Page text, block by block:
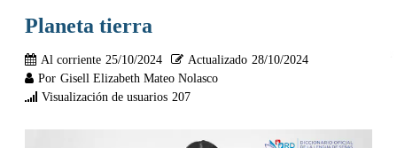
Planeta tierra
Al corriente 25/10/2024 Actualizado 28/10/2024
Por Gisell Elizabeth Mateo Nolasco
Visualización de usuarios 207